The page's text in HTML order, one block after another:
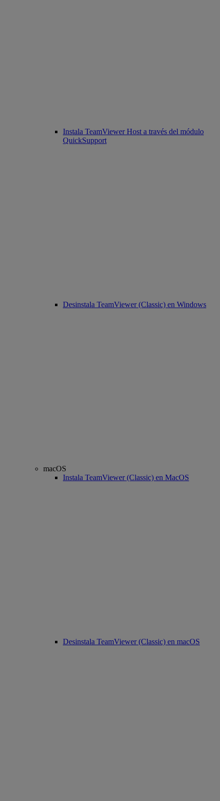
Instala TeamViewer Host a través del módulo
QuickSupport
Desinstala TeamViewer (Classic) en Windows
macOS
Instala TeamViewer (Classic) en MacOS
Desinstala TeamViewer (Classic) en macOS